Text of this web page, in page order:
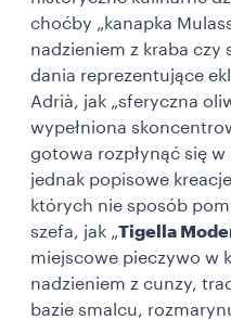
choćby „kanapka
nadzieniem z kraba czy
dania reprezentujące
Adrià, jak „sferyczna
wypełniona
gotowa rozpłynąć się
jednak popisowe
których nie sposób
szefa, jak „Tigella
miejscowe pieczywo w
nadzieniem z cunzy,
bazie smalcu,